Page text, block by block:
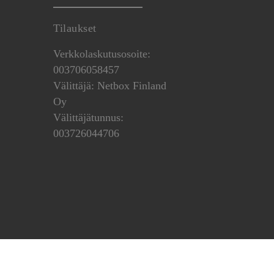
Tilaukset
Verkkolaskutusosoite:
003706058457
Välittäjä: Netbox Finland
Oy
Välittäjätunnus:
003726044706